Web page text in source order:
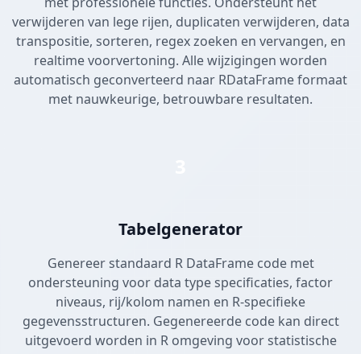
verwijderen van lege rijen, duplicaten verwijderen, data
transpositie, sorteren, regex zoeken en vervangen, en
realtime voorvertoning. Alle wijzigingen worden
automatisch geconverteerd naar RDataFrame formaat
met nauwkeurige, betrouwbare resultaten.
Tabelgenerator
Genereer standaard R DataFrame code met
ondersteuning voor data type specificaties, factor
niveaus, rij/kolom namen en R-specifieke
gegevensstructuren. Gegenereerde code kan direct
uitgevoerd worden in R omgeving voor statistische